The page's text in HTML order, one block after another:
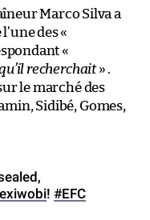
Marco Silva a
des «
«
recherchait» .
le marché des
Sidibé, Gomes,
! #EFC